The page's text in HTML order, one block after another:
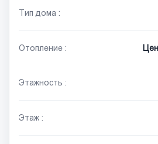
Тип дома :
Отопление :
Этажность :
Этаж :